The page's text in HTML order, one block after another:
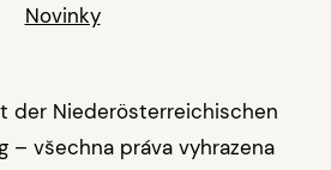
Novinky
der Niederösterreichischen
– všechna práva vyhrazena